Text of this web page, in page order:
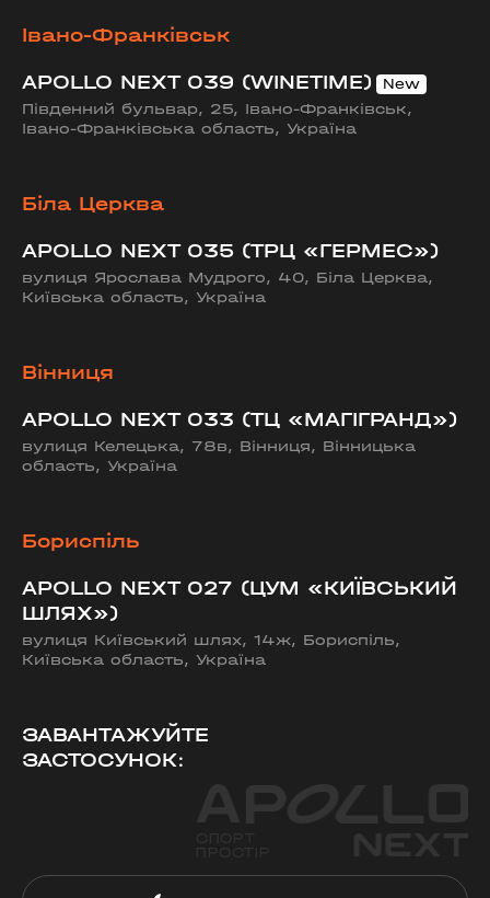
Івано-Франківськ
APOLLO NEXT 039 (WINETIME)
Південний бульвар, 25, Івано-Франківськ,
Івано-Франківська область, Україна
Біла Церква
APOLLO NEXT 035 (ТРЦ «ГЕРМЕС»)
вулиця Ярослава Мудрого, 40, Біла Церква,
Київська область, Україна
Вінниця
APOLLO NEXT 033 (ТЦ «МАГІГРАНД»)
вулиця Келецька, 78в, Вінниця, Вінницька
область, Україна
Бориспіль
APOLLO NEXT 027 (ЦУМ «КИЇВСЬКИЙ
ШЛЯХ»)
вулиця Київський шлях, 14ж, Бориспіль,
Київська область, Україна
ЗАВАНТАЖУЙТЕ
ЗАСТОСУНОК: